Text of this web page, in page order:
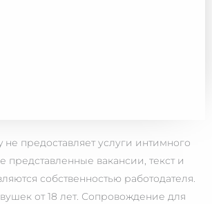
не предоставляет услуги интимного
представленные вакансии, текст и
собственностью работодателя.
от 18 лет. Сопровождение для